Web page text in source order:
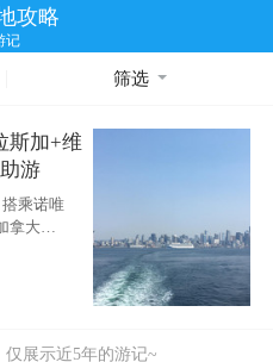
攻略
记
筛选
斯加+维
游
乘诺唯
大的4
展示近5年的游记~